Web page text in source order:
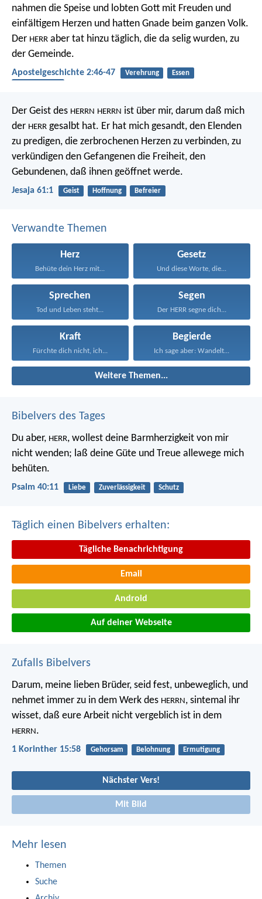
nahmen die Speise und lobten Gott mit Freuden und
einfältigem Herzen und hatten Gnade beim ganzen Volk.
Der HERR aber tat hinzu täglich, die da selig wurden, zu
der Gemeinde.
Apostelgeschichte 2:46-47 Verehrung
Essen
Der Geist des HERRN HERRN ist über mir, darum daß mich
der HERR gesalbt hat. Er hat mich gesandt, den Elenden
zu predigen, die zerbrochenen Herzen zu verbinden, zu
verkündigen den Gefangenen die Freiheit, den
Gebundenen, daß ihnen geöffnet werde.
Jesaja 61:1 Geist Hoffnung Befreier
Verwandte Themen
Herz
Behüte dein Herz mit...
Gesetz
Und diese Worte, die...
Sprechen
Tod und Leben steht...
Segen
Der HERR segne dich...
Kraft
Fürchte dich nicht, ich...
Begierde
Ich sage aber: Wandelt...
Weitere Themen...
Bibelvers des Tages
Du aber, HERR, wollest deine Barmherzigkeit von mir
nicht wenden; laß deine Güte und Treue allewege mich
behüten.
Psalm 40:11 Liebe Zuverlässigkeit Schutz
Täglich einen Bibelvers erhalten:
Tägliche Benachrichtigung
Email
Android
Auf deiner Webseite
Zufalls Bibelvers
Darum, meine lieben Brüder, seid fest, unbeweglich, und
nehmet immer zu in dem Werk des HERRN, sintemal ihr
wisset, daß eure Arbeit nicht vergeblich ist in dem
HERRN.
1 Korinther 15:58 Gehorsam Belohnung Ermutigung
Nächster Vers!
Mit Bild
Mehr lesen
Themen
Suche